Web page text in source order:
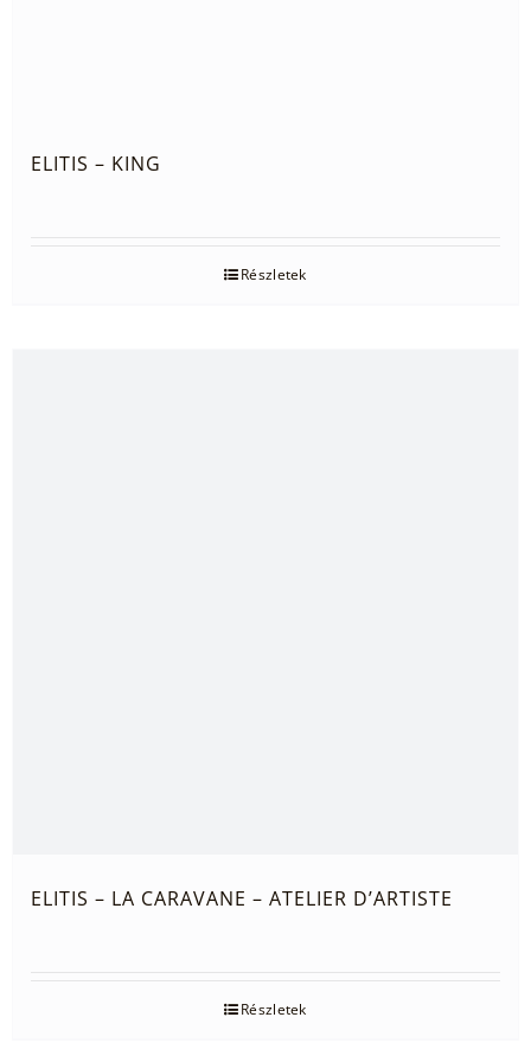
ELITIS – KING
Részletek
ELITIS – LA CARAVANE – ATELIER D’ARTISTE
Részletek